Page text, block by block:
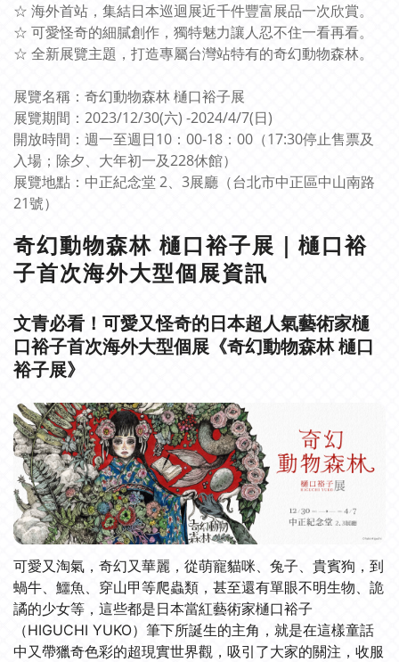
☆ 海外首站，集結日本巡迴展近千件豐富展品一次欣賞。
☆ 可愛怪奇的細膩創作，獨特魅力讓人忍不住一看再看。
☆ 全新展覽主題，打造專屬台灣站特有的奇幻動物森林。
展覽名稱：奇幻動物森林 樋口裕子展
展覽期間：2023/12/30(六) -2024/4/7(日)
開放時間：週一至週日10：00-18：00（17:30停止售票及
入場；除夕、大年初一及228休館）
展覽地點：中正紀念堂 2、3展廳（台北市中正區中山南路
21號）
奇幻動物森林 樋口裕子展｜樋口裕
子首次海外大型個展資訊
文青必看！可愛又怪奇的日本超人氣藝術家樋
口裕子首次海外大型個展《奇幻動物森林 樋口
裕子展》
可愛又淘氣，奇幻又華麗，從萌寵貓咪、兔子、貴賓狗，到
蝸牛、鱷魚、穿山甲等爬蟲類，甚至還有單眼不明生物、詭
譎的少女等，這些都是日本當紅藝術家樋口裕子
（HIGUCHI YUKO）筆下所誕生的主角，就是在這樣童話
中又帶獵奇色彩的超現實世界觀，吸引了大家的關注，收服